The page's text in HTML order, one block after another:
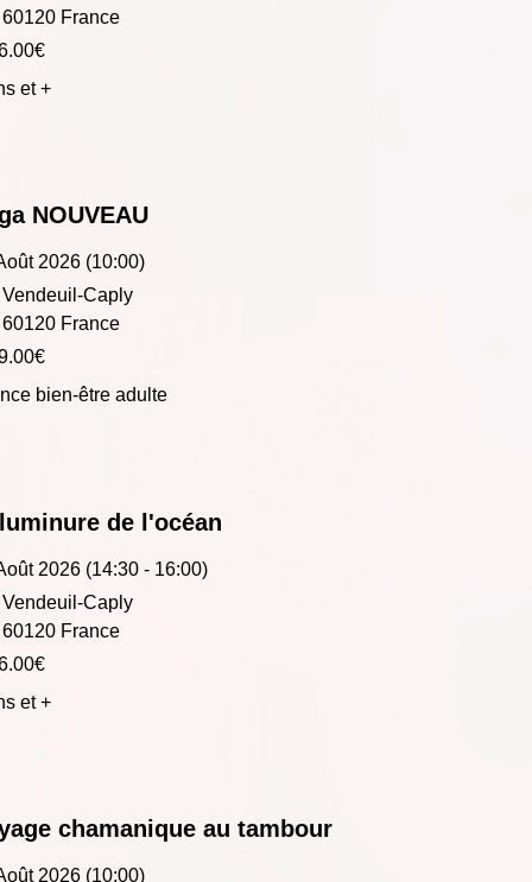
60120 France
et +
NOUVEAU
2026 (10:00)
Vendeuil-Caply
60120 France
bien-être adulte
de l'océan
2026 (14:30 - 16:00)
Vendeuil-Caply
60120 France
et +
chamanique au tambour
2026 (10:00)